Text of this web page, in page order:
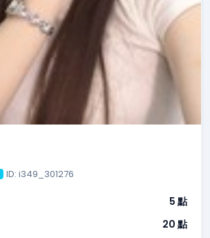
ID: i349_301276
5 點
20 點